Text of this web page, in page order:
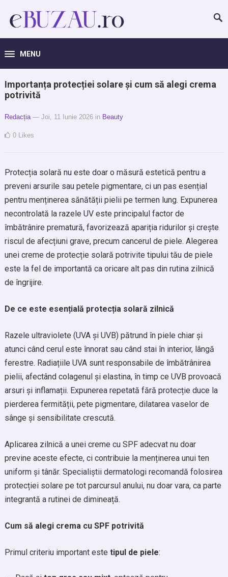
MENU
Importanța protecției solare și cum să alegi crema
potrivită
Redacția — Joi, 11 Iunie 2026 in Beauty
0 Likes
Protecția solară nu este doar o măsură estetică pentru a
preveni arsurile sau petele pigmentare, ci un pas esențial
pentru menținerea sănătății pielii pe termen lung. Expunerea
necontrolată la razele UV este principalul factor de
îmbătrânire prematură, favorizează apariția ridurilor și crește
riscul de afecțiuni grave, precum cancerul de piele. Alegerea
unei creme de protecție solară potrivite tipului tău de piele
este la fel de importantă ca oricare alt pas din rutina zilnică
de îngrijire.
De ce este esențială protecția solară zilnică
Razele ultraviolete (UVA și UVB) pătrund în piele chiar și
atunci când cerul este înnorat sau când stai în interior, lângă
ferestre. Radiațiile UVA sunt responsabile de îmbătrânirea
pielii, afectând colagenul și elastina, în timp ce UVB provoacă
arsuri și inflamații. Expunerea repetată fără protecție duce la
pierderea fermității, pete pigmentare, dilatarea vaselor de
sânge și sensibilitate crescută.
Aplicarea zilnică a unei creme cu SPF adecvat nu doar
previne aceste efecte, ci contribuie la menținerea unui ten
uniform și tânăr. Specialiștii dermatologi recomandă folosirea
protecției solare pe tot parcursul anului, nu doar vara, ca parte
integrantă a rutinei de dimineață.
Cum să alegi crema cu SPF potrivită
Primul criteriu important este tipul de piele: